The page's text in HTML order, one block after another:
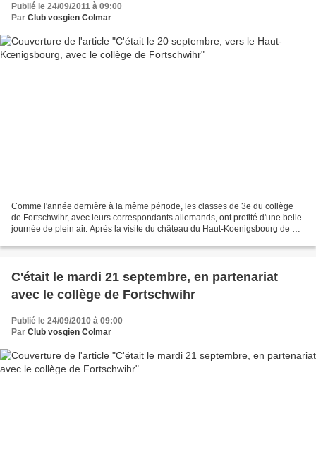
Publié le 24/09/2011 à 09:00
Par Club vosgien Colmar
Comme l'année dernière à la même période, les classes de 3e du collège
de Fortschwihr, avec leurs correspondants allemands, ont profité d'une belle
journée de plein air. Après la visite du château du Haut-Koenigsbourg de 9 h
C'était le mardi 21 septembre, en partenariat
avec le collège de Fortschwihr
Publié le 24/09/2010 à 09:00
Par Club vosgien Colmar